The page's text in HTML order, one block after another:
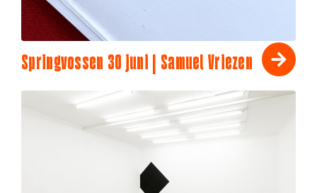
Springvossen 30 juni | Samuel Vriezen